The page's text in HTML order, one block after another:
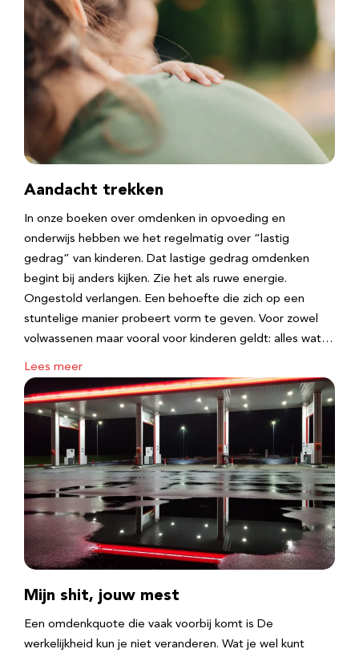
Aandacht trekken
In onze boeken over omdenken in opvoeding en
onderwijs hebben we het regelmatig over “lastig
gedrag” van kinderen. Dat lastige gedrag omdenken
begint bij anders kijken. Zie het als ruwe energie.
Ongestold verlangen. Een behoefte die zich op een
stuntelige manier probeert vorm te geven. Voor zowel
volwassenen maar vooral voor kinderen geldt: alles wat…
Lees meer
Mijn shit, jouw mest
Een omdenkquote die vaak voorbij komt is De
werkelijkheid kun je niet veranderen. Wat je wel kunt